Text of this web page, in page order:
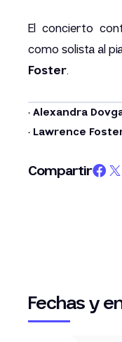
· Alexandra
· Lawrence
Compartir
El concierto
como solista al
Foster.
Fechas y